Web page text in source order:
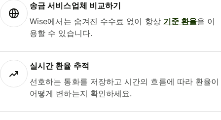
송금 서비스업체 비교하기
Wise에서는 숨겨진 수수료 없이 항상 기준 환율을 이
용할 수 있습니다.
실시간 환율 추적
선호하는 통화를 저장하고 시간의 흐름에 따라 환율이
어떻게 변하는지 확인하세요.